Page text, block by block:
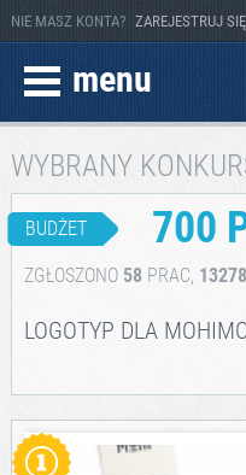
NIE MASZ KONTA? ZAREJESTRUJ
menu
WYBRANY
BUDŻET 700
ZGŁOSZONO 58PRAC, 13278
LOGOTYP DLA